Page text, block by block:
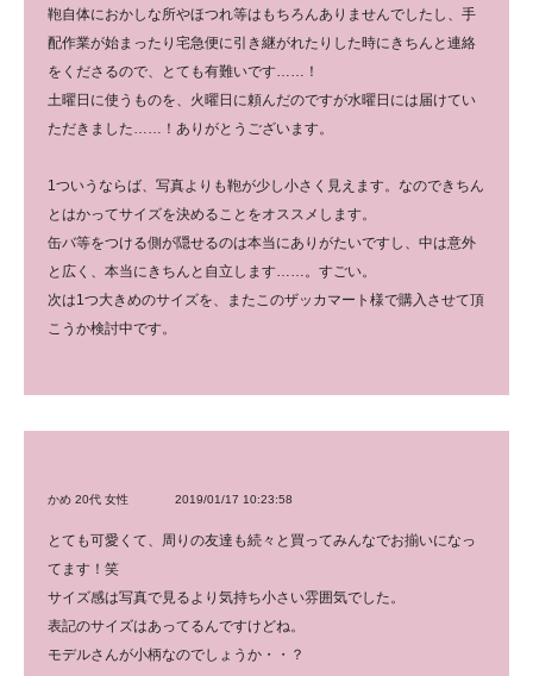
鞄自体におかしな所やほつれ等はもちろんありませんでしたし、手
配作業が始まったり宅急便に引き継がれたりした時にきちんと連絡
をくださるので、とても有難いです……！
土曜日に使うものを、火曜日に頼んだのですが水曜日には届けてい
ただきました……！ありがとうございます。
1ついうならば、写真よりも鞄が少し小さく見えます。なのできちん
とはかってサイズを決めることをオススメします。
缶バ等をつける側が隠せるのは本当にありがたいですし、中は意外
と広く、本当にきちんと自立します……。すごい。
次は1つ大きめのサイズを、またこのザッカマート様で購入させて頂
こうか検討中です。
かめ 20代 女性 2019/01/17 10:23:58
とても可愛くて、周りの友達も続々と買ってみんなでお揃いになっ
てます！笑
サイズ感は写真で見るより気持ち小さい雰囲気でした。
表記のサイズはあってるんですけどね。
モデルさんが小柄なのでしょうか・・？